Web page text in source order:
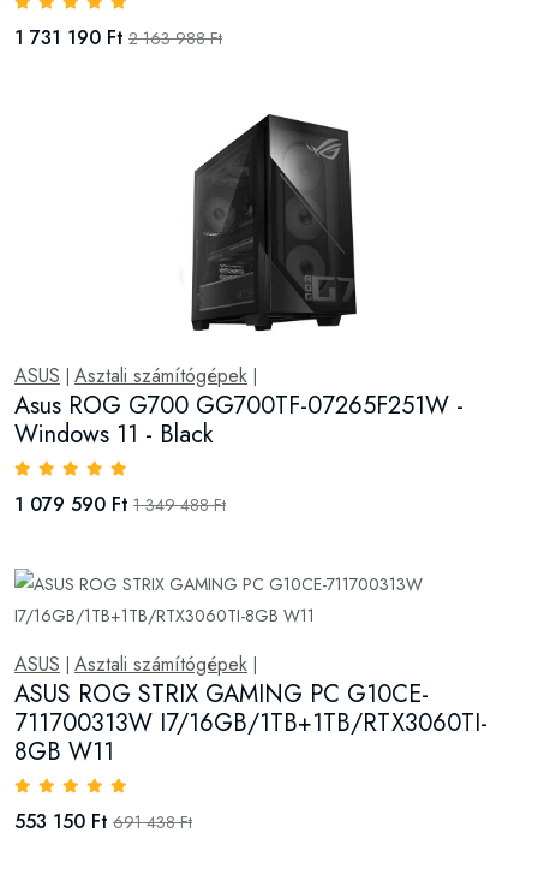
1 731 190 Ft 2 163 988 Ft
ASUS | Asztali számítógépek |
Asus ROG G700 GG700TF-07265F251W -
Windows 11 - Black
1 079 590 Ft 1 349 488 Ft
ASUS | Asztali számítógépek |
ASUS ROG STRIX GAMING PC G10CE-
711700313W I7/16GB/1TB+1TB/RTX3060TI-
8GB W11
553 150 Ft 691 438 Ft